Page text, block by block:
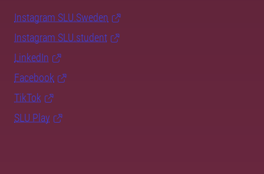
Instagram SLU.Sweden
Instagram SLU.student
LinkedIn
Facebook
TikTok
SLU Play